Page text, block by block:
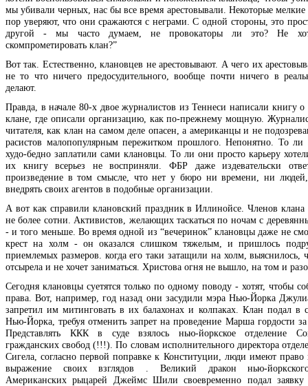
мы убивали черных, нас бы все время арестовывали. Некоторые
пор уверяют, что они сражаются с неграми. С одной стороны, это
другой - мы часто думаем, не провокаторы ли это? Не
скомпрометировать клан?”
Вот так. Естественно, клановцев не арестовывают. А чего их
не то что ничего предосудительного, вообще почти ничего в
делают.
Правда, в начале 80-х двое журналистов из Теннеси написали книгу
клане, где описали организацию, как по-прежнему мощную.
читателя, как клан на самом деле опасен, а американцы и не
расистов малопопулярным пережитком прошлого. Непонятно. То ли
худо-бедно заплатили сами клановцы. То ли они просто карьеру
их книгу всерьез не восприняли. ФБР даже издевательски
произведение в том смысле, что нет у бюро ни времени, ни
внедрять своих агентов в подобные организации.
А вот как справили клановский праздник в Иллинойсе. Членов клана
не более сотни. Активистов, желающих таскаться по ночам с
- и того меньше. Во время одной из “вечеринок” клановцы даже не
крест на холм - он оказался слишком тяжелым, и пришлось
приемлемых размеров. когда его таки затащили на холм, выяснилось,
отсырела и не хочет заниматься. Христова огня не вышло, на том и
Сегодня клановцы суетятся только по одному поводу - хотят, чтобы
права. Вот, например, год назад они засудили мэра Нью-Йорка
запретил им митинговать в их балахонах и колпаках. Клан подал в
Нью-Йорка, требуя отменить запрет на проведение Марша гордости
Представлять ККК в суде взялось нью-йоркское отделение
гражданских свобод (!!!). По словам исполнительного директора
Сигела, согласно первой поправке к Конституции, люди имеют право
выражение своих взглядов . Великий дракон нью-
Американских рыцарей Джеймс Шили своевременно подал